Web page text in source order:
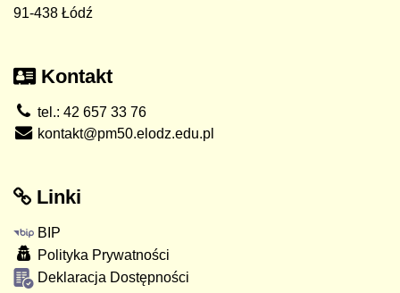
91-438 Łódź
Kontakt
tel.: 42 657 33 76
kontakt@pm50.elodz.edu.pl
Linki
BIP
Polityka Prywatności
Deklaracja Dostępności